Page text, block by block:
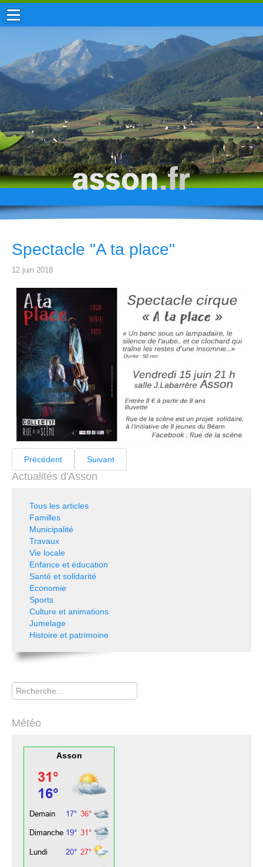
ACCUEIL / INFOS
MUNICIPALITÉ
VIE LOCALE
ENFANCE
TOURISME
HISTOIRE
Spectacle "A ta place"
12 juin 2018
Précédent Suivant
Actualités d'Asson
Tous les articles
Familles
Municipalité
Travaux
Vie locale
Enfance et éducation
Santé et solidarité
Economie
Sports
Culture et animations
Jumelage
Histoire et patrimoine
Rechercher
Météo
Asson